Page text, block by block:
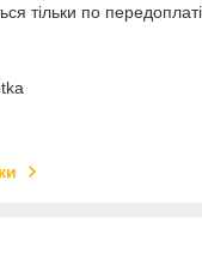
тільки по передоплаті.